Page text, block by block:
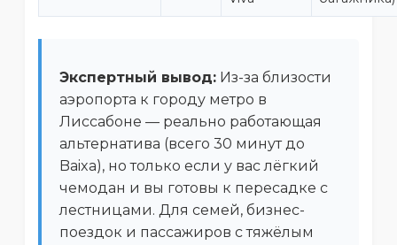
Экспертный вывод: Из-за близости
аэропорта к городу метро в
Лиссабоне — реально работающая
альтернатива (всего 30 минут до
Baixa), но только если у вас лёгкий
чемодан и вы готовы к пересадке с
лестницами. Для семей, бизнес-
поездок и пассажиров с тяжёлым